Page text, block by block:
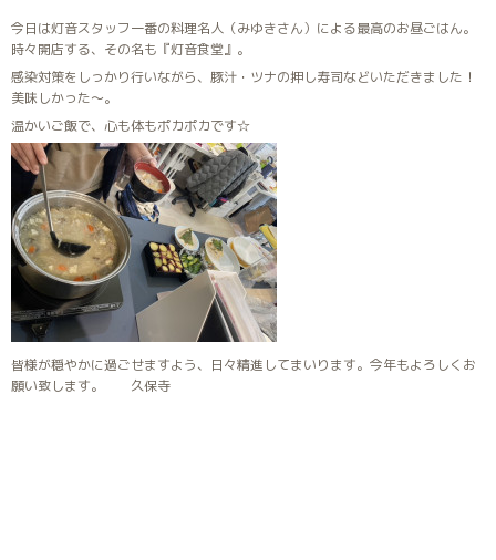
今日は灯音スタッフ一番の料理名人（みゆきさん）による最高のお昼ごはん。
時々開店する、その名も『灯音食堂』。
感染対策をしっかり行いながら、豚汁・ツナの押し寿司などいただきました！
美味しかった～。
温かいご飯で、心も体もポカポカです☆
皆様が穏やかに過ごせますよう、日々精進してまいります。今年もよろしくお
願い致します。 久保寺